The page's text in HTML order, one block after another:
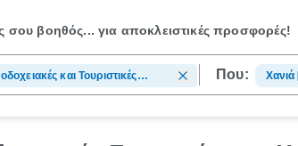
σου βοηθός...για αποκλειστικές προσφορές!
και Τουριστικές
Που: